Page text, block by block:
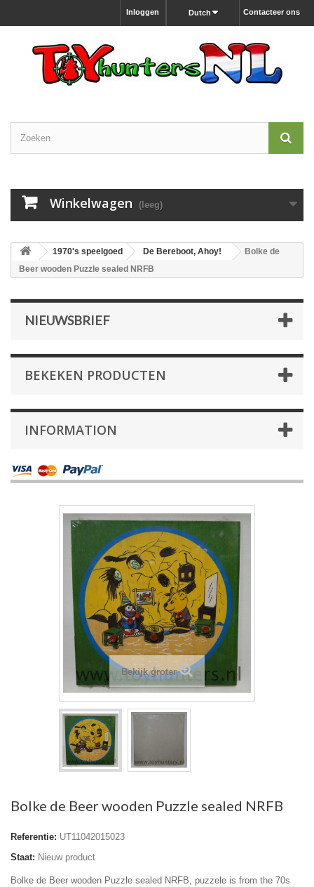
Contacteer ons
Dutch
Inloggen
Winkelwagen (leeg)
1970's speelgoed De Bereboot, Ahoy!
Bolke de
Beer wooden Puzzle sealed NRFB
NIEUWSBRIEF
BEKEKEN PRODUCTEN
INFORMATION
Bekijk groter
Bolke de Beer wooden Puzzle sealed NRFB
Referentie: UT11042015023
Staat: Nieuw product
Bolke de Beer wooden Puzzle sealed NRFB, puzzele is from the 70s